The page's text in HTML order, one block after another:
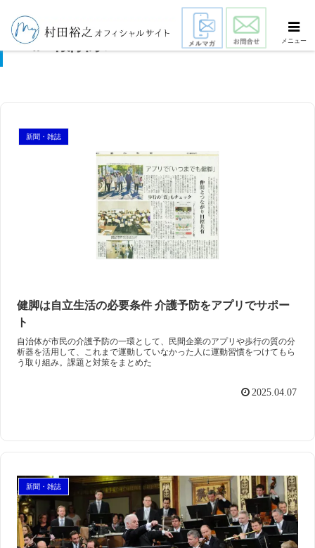
報酬系
新聞・雑誌
健脚は自立生活の必要条件 介護予防をアプリでサポー
ト
自治体が市民の介護予防の一環として、民間企業のアプリや歩行の質の分
析器を活用して、これまで運動していなかった人に運動習慣をつけてもら
う取り組み。課題と対策をまとめた
2025.04.07
新聞・雑誌
メニュー